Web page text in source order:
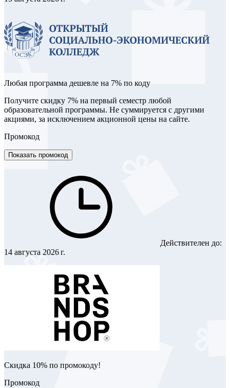
Любая программа дешевле на 7% по коду
Получите скидку 7% на первый семестр любой
образовательной программы. Не суммируется с другими
акциями, за исключением акционной цены на сайте.
Промокод
Показать промокод
Действителен до:
14 августа 2026 г.
Скидка 10% по промокоду!
Промокод